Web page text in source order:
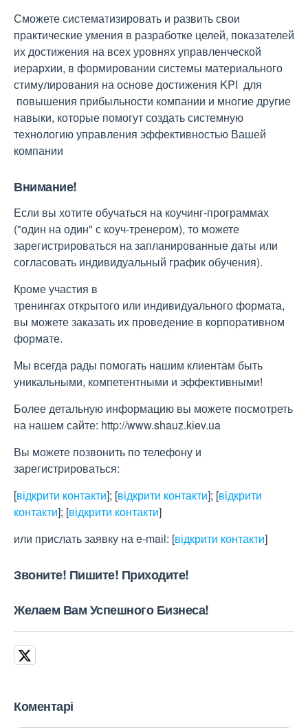
Сможете систематизировать и развить свои
практические умения в разработке целей, показателей
их достижения на всех уровнях управленческой
иерархии, в формировании системы материального
стимулирования на основе достижения KPI для
повышения прибыльности компании и многие другие
навыки, которые помогут создать системную
технологию управления эффективностью Вашей
компании
Внимание!
Если вы хотите обучаться на коучинг-программах
("один на один" с коуч-тренером), то можете
зарегистрироваться на запланированные даты или
согласовать индивидуальный график обучения).
Кроме участия в
тренингах открытого или индивидуального формата,
вы можете заказать их проведение в корпоративном
формате.
Мы всегда рады помогать нашим клиентам быть
уникальными, компетентными и эффективными!
Более детальную информацию вы можете посмотреть
на нашем сайте: http://www.shauz.kіev.ua
Вы можете позвонить по телефону и
зарегистрироваться:
[відкрити контакти]; [відкрити контакти]; [відкрити
контакти]; [відкрити контакти]
или прислать заявку на e-maіl: [відкрити контакти]
Звоните! Пишите! Приходите!
Желаем Вам Успешного Бизнеса!
Коментарі